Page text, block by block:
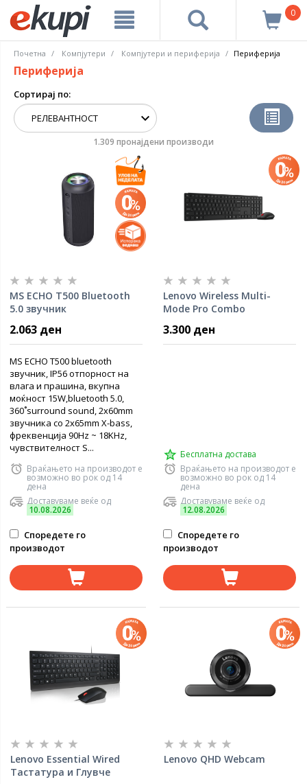
0
Почетна Компјутери Компјутери и периферија Периферија
Периферија
Сортирај по:
1.309 пронајдени производи
MS ECHO T500 Bluetooth
5.0 звучник
2.063 ден
MS ECHO T500 bluetooth
звучник, IP56 отпорност на
влага и прашина, вкупна
моќност 15W,bluetooth 5.0,
360˚surround sound, 2x60mm
звучника со 2x65mm X-bass,
фреквенција 90Hz ~ 18KHz,
чувствителност S...
Враќањето на производот е
возможно во рок од 14
дена
Доставуваме веќе од
10.08.2026
Споредете го
производот
Lenovo Wireless Multi-
Mode Pro Combo
3.300 ден
Бесплатна достава
Враќањето на производот е
возможно во рок од 14
дена
Доставуваме веќе од
12.08.2026
Споредете го
производот
Lenovo Essential Wired
Тастатура и Глувче
Lenovo QHD Webcam